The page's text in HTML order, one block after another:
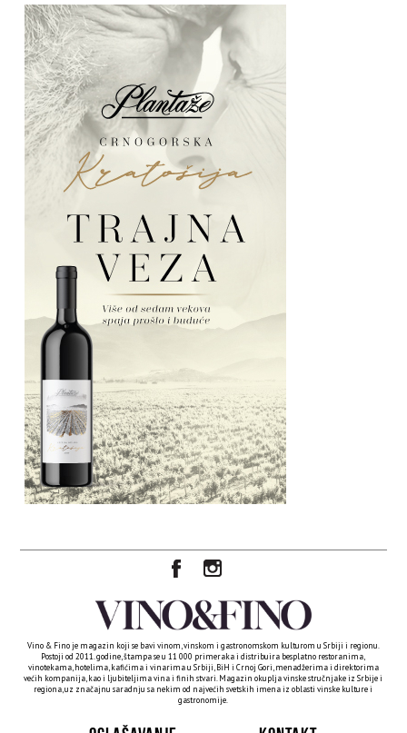
Vino & Fino je magazin koji se bavi vinom, vinskom i gastronomskom kulturom u Srbiji i regionu.
Postoji od 2011. godine, štampa se u 11 000 primeraka i distribuira besplatno restoranima,
vinotekama, hotelima, kafićima i vinarima u Srbiji, BiH i Crnoj Gori, menadžerima i direktorima
većih kompanija, kao i ljubiteljima vina i finih stvari. Magazin okuplja vinske stručnjake iz Srbije i
regiona, uz značajnu saradnju sa nekim od najvećih svetskih imena iz oblasti vinske kulture i
gastronomije.